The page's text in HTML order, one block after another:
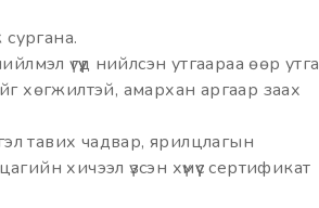
сургана.
үгүүд нийлсэн утгаараа өөр утга
хөгжилтэй, амархан аргаар заах
тавих чадвар, ярилцлагын
хичээл үзсэн хүмүүс сертификат